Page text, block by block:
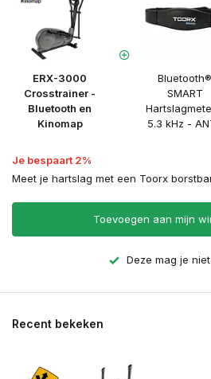
ERX-3000
Crosstrainer -
Bluetooth en
Kinomap
Bluetooth®
SMART
5.3 kHz -
Je bespaart 2%
Meet je hartslag met een Toorx
Toevoegen aan mijn
Deze mag je
Recent bekeken